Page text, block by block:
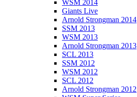
WSM 2014
Giants Live
Arnold Strongman 2014
SSM 2013
WSM 2013
Arnold Strongman 2013
SCL 2013
SSM 2012
WSM 2012
SCL 2012
Arnold Strongman 2012